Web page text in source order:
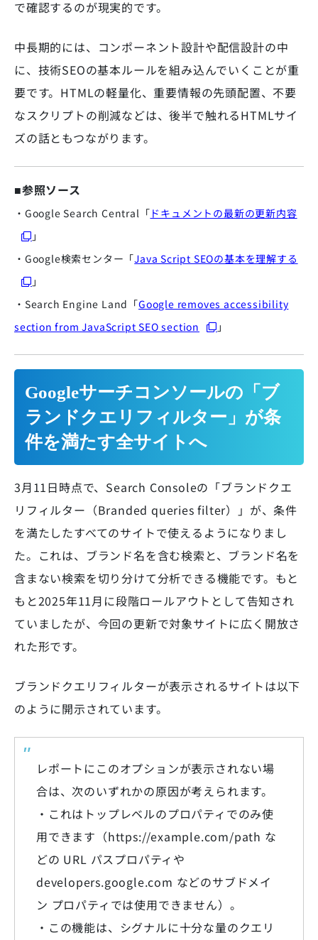
で確認するのが現実的です。
中長期的には、コンポーネント設計や配信設計の中
に、技術SEOの基本ルールを組み込んでいくことが重
要です。HTMLの軽量化、重要情報の先頭配置、不要
なスクリプトの削減などは、後半で触れるHTMLサイ
ズの話ともつながります。
■参照ソース
・Google Search Central「 ドキュメントの最新の更新内容
」
・Google検索センター「Java Script SEOの基本を理解する
」
・Search Engine Land「Google removes accessibility
section from JavaScript SEO section
」
Googleサーチコンソールの「ブ
ランドクエリフィルター」が条
件を満たす全サイトへ
3月11日時点で、Search Consoleの「ブランドクエ
リフィルター（Branded queries filter）」が、条件
を満たしたすべてのサイトで使えるようになりまし
た。これは、ブランド名を含む検索と、ブランド名を
含まない検索を切り分けて分析できる機能です。もと
もと2025年11月に段階ロールアウトとして告知され
ていましたが、今回の更新で対象サイトに広く開放さ
れた形です。
ブランドクエリフィルターが表示されるサイトは以下
のように開示されています。
レポートにこのオプションが表示されない場
合は、次のいずれかの原因が考えられます。
・これはトップレベルのプロパティでのみ使
用できます（https://example.com/path な
どの URL パスプロパティや
developers.google.com などのサブドメイ
ン プロパティでは使用できません）。
・この機能は、シグナルに十分な量のクエリ